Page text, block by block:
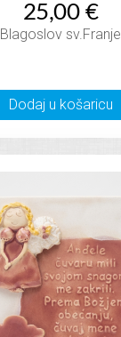
25,00 €
Blagoslov sv.Franje
Dodaj u košaricu